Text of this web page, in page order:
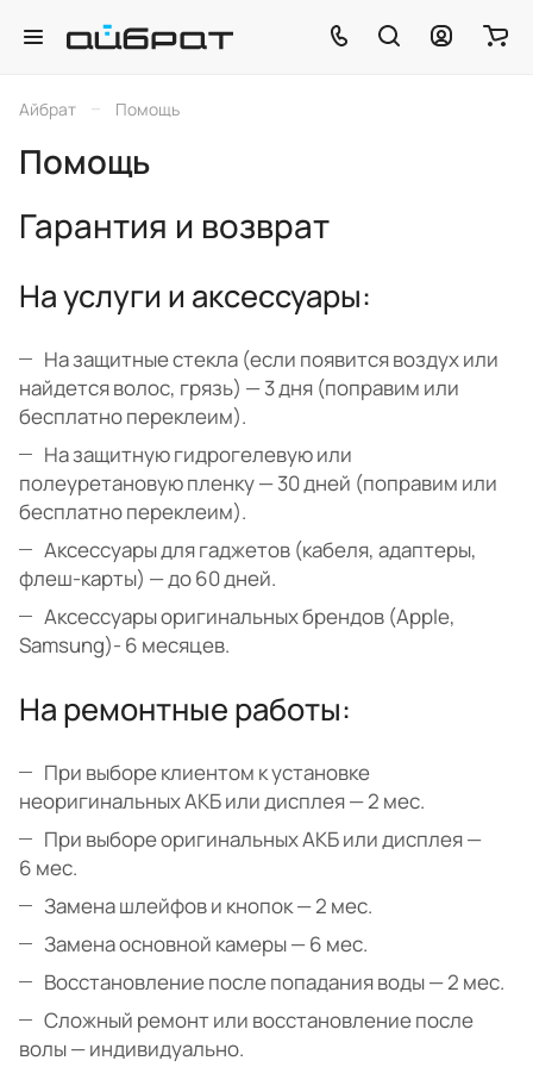
Айбрат – Помощь
Помощь
Гарантия и возврат
На услуги и аксессуары:
На защитные стекла (если появится воздух или
найдется волос, грязь) — 3 дня (поправим или
бесплатно переклеим).
На защитную гидрогелевую или
полеуретановую пленку — 30 дней (поправим или
бесплатно переклеим).
Аксессуары для гаджетов (кабеля, адаптеры,
флеш-карты) — до 60 дней.
Аксессуары оригинальных брендов (Apple,
Samsung)- 6 месяцев.
На ремонтные работы:
При выборе клиентом к установке
неоригинальных АКБ или дисплея — 2 мес.
При выборе оригинальных АКБ или дисплея —
6 мес.
Замена шлейфов и кнопок — 2 мес.
Замена основной камеры — 6 мес.
Восстановление после попадания воды — 2 мес.
Сложный ремонт или восстановление после
волы — индивидуально.